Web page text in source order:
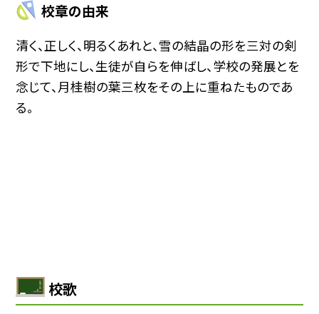
校章の由来
清く、正しく、明るくあれと、雪の結晶の形を三対の剣
形で下地にし、生徒が自らを伸ばし、学校の発展とを
念じて、月桂樹の葉三枚をその上に重ねたものであ
る。
校歌